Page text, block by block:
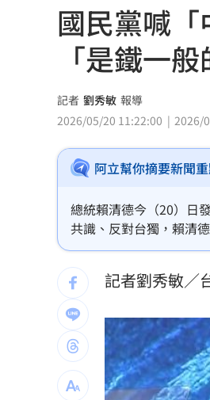
蔣市政一團糟？
飛機餐1果汁爆
獨／田路路突改
亨特認特權 哽咽
白海豚發威！宜
白海豚外圍雨帶
慈濟買BNT遭詐
宜蘭強風「店家
配合漢光！管碧
向姜厚任道歉
國民黨喊
「是鐵一般
記者 劉秀敏 報導
2026/05/20 11:22:00
2026/
阿立幫你摘要新聞
總統賴清德今（20）日
共識、反對台獨，賴清
政策裡面，就是一個中
會為人民所接受。他並
記者劉秀敏／